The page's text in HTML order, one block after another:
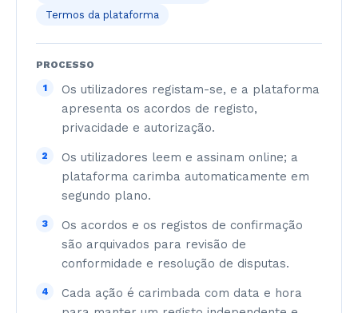
Termos da plataforma
PROCESSO
1
Os utilizadores registam-se, e a plataforma
apresenta os acordos de registo,
privacidade e autorização.
2
Os utilizadores leem e assinam online; a
plataforma carimba automaticamente em
segundo plano.
3
Os acordos e os registos de confirmação
são arquivados para revisão de
conformidade e resolução de disputas.
4
Cada ação é carimbada com data e hora